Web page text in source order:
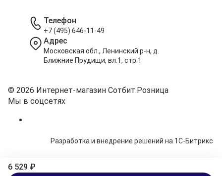
6 529 ₽
Телефон
+7 (495) 646-11-49
Адрес
Московская обл., Ленинский р-н, д.
Ближние Прудищи, вл.1, стр.1
© 2026 Интернет-магазин Сотбит.Розница
Мы в соцсетях
Разработка и внедрение решений на 1С-Битрикс